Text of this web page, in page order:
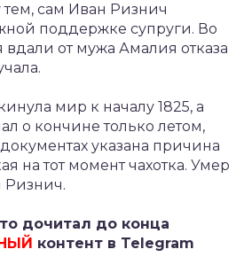
сам Иван Ризнич
поддержке супруги. Во
от мужа Амалия отказа
мир к началу 1825, а
о кончине только летом,
указана причина
на тот момент чахотка. Умер
Ризнич.
дочитал до конца
контент в Telegram